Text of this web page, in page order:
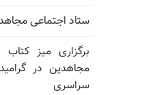
ستاد اجتماعی
برگزاری میز
مجاهدین در
سراسری